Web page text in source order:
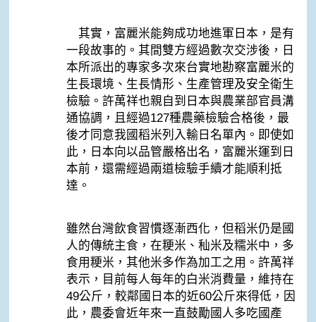
其實，富麗米能夠成功地進軍日本，是有
一段故事的。其間雙方經過數次交涉後，日
本所派出的專家多次來台實地勘察富麗米的
生長環境、生長情形、生產管理及安全衛生
檢驗。許萬祥也親自到日本與農業部官員溝
通協調，且經過127種農藥檢驗合格後，最
後才同意我國稻米列入輸日名單內。即使如
此，日本向以品管嚴格出名，富麗米運到日
本前，還需經過兩道檢驗手續才能順利抵
達。
雖然台灣飲食習慣逐漸西化，但稻米仍是國
人的傳統主食，在粳米、秈米及糯米中，多
食用粳米，其他米多作為加工之用。許萬祥
表示，目前每人每年的白米消費量，維持在
49公斤，較鄰國日本的近60公斤來得低，因
此，農委會近年來一直鼓勵國人多吃國產